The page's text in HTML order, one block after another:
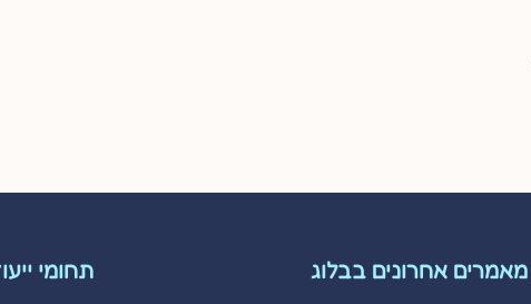
מאמרים אחרונים בבלוג תחומי